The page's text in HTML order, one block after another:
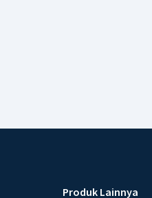
Produk Lainnya